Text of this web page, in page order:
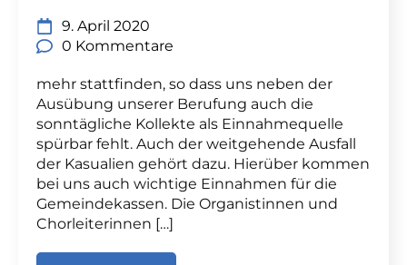
9. April 2020
0 Kommentare
mehr stattfinden, so dass uns neben der
Ausübung unserer Berufung auch die
sonntägliche Kollekte als Einnahmequelle
spürbar fehlt. Auch der weitgehende Ausfall
der Kasualien gehört dazu. Hierüber kommen
bei uns auch wichtige Einnahmen für die
Gemeindekassen. Die Organistinnen und
Chorleiterinnen […]